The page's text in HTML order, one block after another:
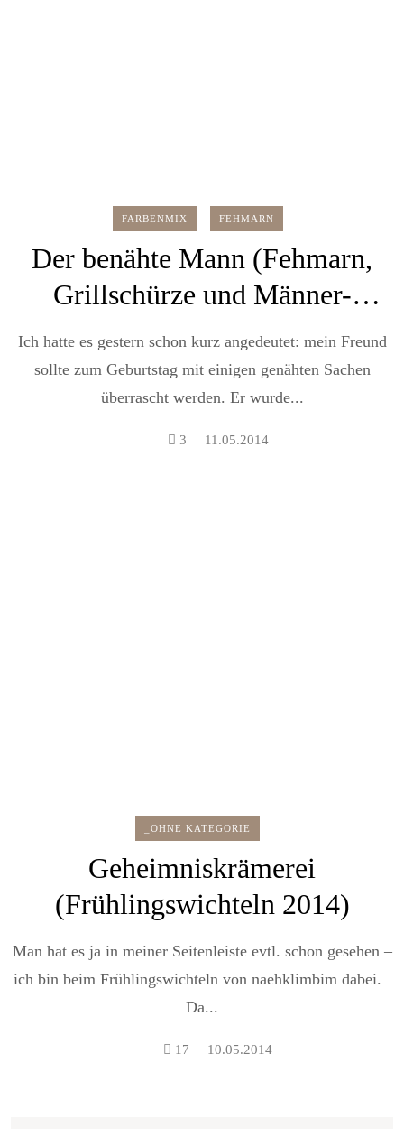
FARBENMIX FEHMARN
Der benähte Mann (Fehmarn,
Grillschürze und Männer-
Beutel)
Ich hatte es gestern schon kurz angedeutet: mein Freund
sollte zum Geburtstag mit einigen genähten Sachen
überrascht werden. Er wurde...
3 11.05.2014
_OHNE KATEGORIE
Geheimniskrämerei
(Frühlingswichteln 2014)
Man hat es ja in meiner Seitenleiste evtl. schon gesehen –
ich bin beim Frühlingswichteln von naehklimbim dabei.
Da...
17 10.05.2014